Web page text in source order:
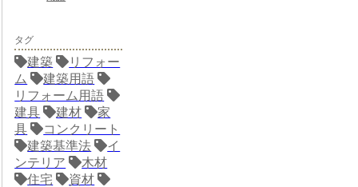
タグ
建築
リフォー
ム
建築用語
リフォーム用語
建具
建材
家
具
コンクリート
建築基準法
イ
ンテリア
木材
住宅
資材